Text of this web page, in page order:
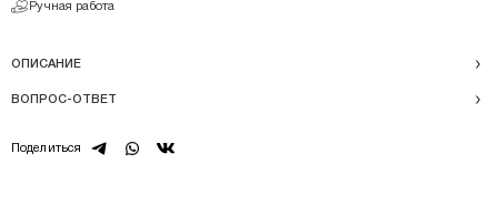
Ручная работа
ОПИСАНИЕ
ВОПРОС-ОТВЕТ
Поделиться telegramwhatsapp
vk